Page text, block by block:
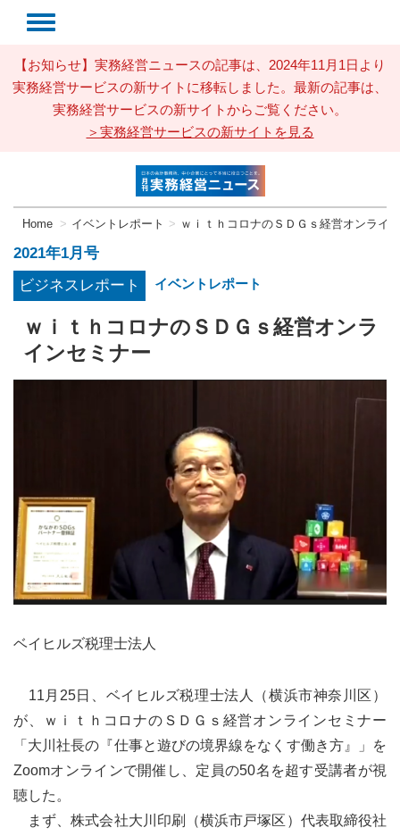
【お知らせ】実務経営ニュースの記事は、2024年11月1日より
実務経営サービスの新サイトに移転しました。最新の記事は、
実務経営サービスの新サイトからご覧ください。
＞実務経営サービスの新サイトを見る
Home イベントレポート ｗｉｔｈコロナのＳＤＧｓ経営オンライ
2021年1月号
ビジネスレポート
イベントレポート
ｗｉｔｈコロナのＳＤＧｓ経営オンラ
インセミナー
ベイヒルズ税理士法人
11月25日、ベイヒルズ税理士法人（横浜市神奈川区）
が、ｗｉｔｈコロナのＳＤＧｓ経営オンラインセミナー
「大川社長の『仕事と遊びの境界線をなくす働き方』」を
Zoomオンラインで開催し、定員の50名を超す受講者が視
聴した。
まず、株式会社大川印刷（横浜市戸塚区）代表取締役社